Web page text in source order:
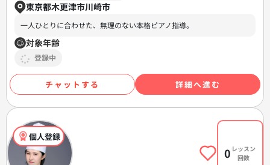
東京都木更津市川崎市
一人ひとりに合わせた、無理のない本格ピアノ指導。
対象年齢
登録中
チャットする 詳細へ進む
個人登録
0 レッスン
回数